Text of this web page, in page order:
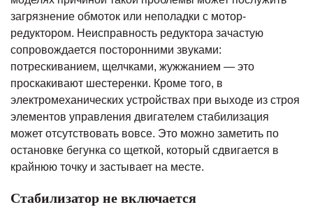
загрязнение обмоток или неполадки с мотор-
редуктором. Неисправность редуктора зачастую
сопровождается посторонними звуками:
потрескиванием, щелчками, жужжанием — это
проскакивают шестеренки. Кроме того, в
электромеханических устройствах при выходе из строя
элементов управления двигателем стабилизация
может отсутствовать вовсе. Это можно заметить по
остановке бегунка со щеткой, который сдвигается в
крайнюю точку и застывает на месте.
Стабилизатор не включается